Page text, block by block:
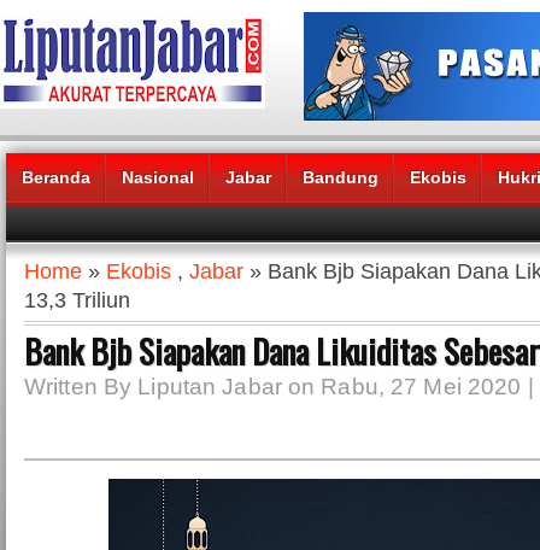
Beranda Nasional Jabar Bandung Ekobis
Headlines News :
Home » Ekobis , Jabar » Bank Bjb Siapakan Dana
13,3 Triliun
Bank Bjb Siapakan Dana Likuiditas
Written By Liputan Jabar on Rabu, 27 Mei 2020